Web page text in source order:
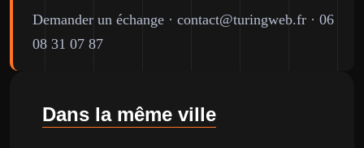
Demander un échange · contact@turingweb.fr · 06
08 31 07 87
Dans la même ville